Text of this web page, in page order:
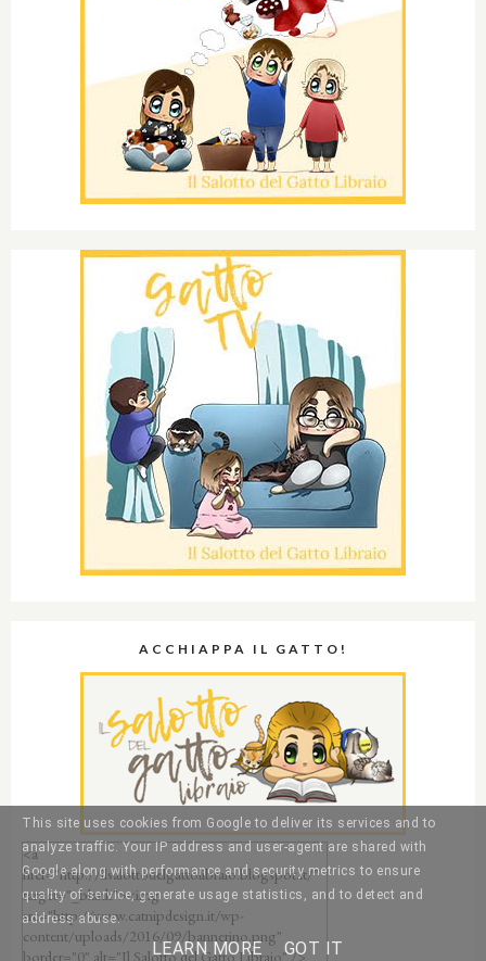
ACCHIAPPA IL GATTO!
This site uses cookies from Google to deliver its services and to
analyze traffic. Your IP address and user-agent are shared with
Google along with performance and security metrics to ensure
quality of service, generate usage statistics, and to detect and
address abuse.
LEARN MORE GOT IT